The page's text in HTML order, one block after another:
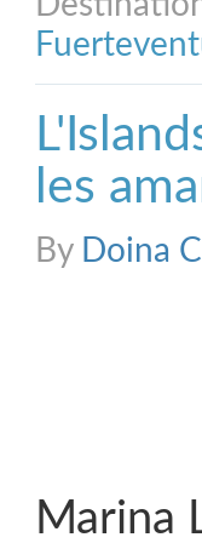
les
By Doina
Marina